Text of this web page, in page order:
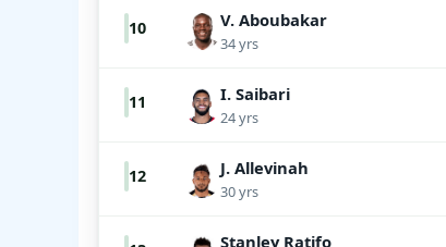
10 V. Aboubakar
34 yrs
11 I. Saibari
24 yrs
12 J. Allevinah
30 yrs
Stanley Ratifo